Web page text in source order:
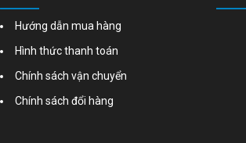
Hướng dẫn mua hàng
Hình thức thanh toán
Chính sách vận chuyển
Chính sách đổi hàng